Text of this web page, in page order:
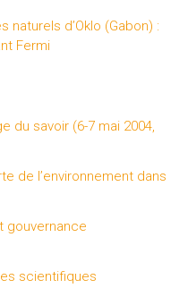
naturels d’Oklo (Gabon) :
Fermi
du savoir (6-7 mai 2004,
de l’environnement dans
gouvernance
scientifiques